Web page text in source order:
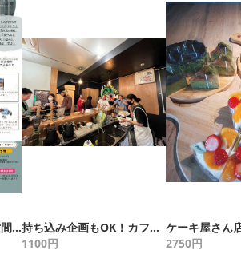
「異・職・集」の体験空間 新体験「町工場」で遊ぼう
持ち込み企画もOK！カフェ&バーで1日店長体験！
1100円
2750円